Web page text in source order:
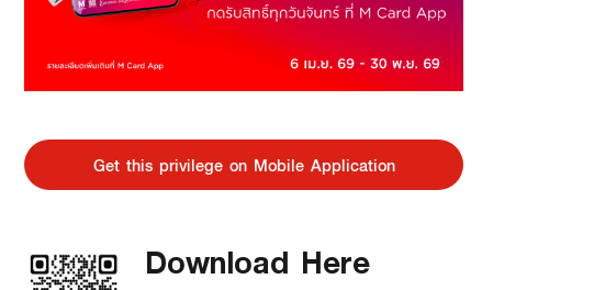
Get this privilege on Mobile Application
Download Here